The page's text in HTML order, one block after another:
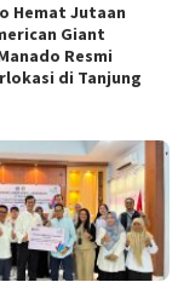
Hemat Jutaan
Giant
Resmi
di Tanjung